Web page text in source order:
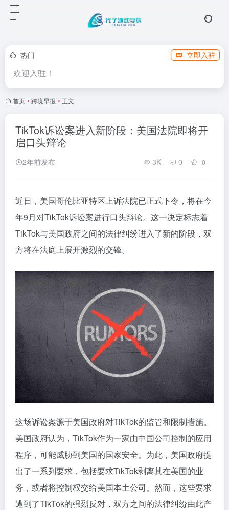
热门 立即入驻
欢迎入驻！
首页 • 跨境早报 • 正文
TikTok诉讼案进入新阶段：美国法院即将开
启口头辩论
2年前发布 3K 0 0
近日，美国哥伦比亚特区上诉法院已正式下令，将在今
年9月对TikTok诉讼案进行口头辩论。这一决定标志着
TikTok与美国政府之间的法律纠纷进入了新的阶段，双
方将在法庭上展开激烈的交锋。
这场诉讼案源于美国政府对TikTok的监管和限制措施。
美国政府认为，TikTok作为一家由中国公司控制的应用
程序，可能威胁到美国的国家安全。为此，美国政府提
出了一系列要求，包括要求TikTok剥离其在美国的业
务，或者将控制权交给美国本土公司。然而，这些要求
遭到了TikTok的强烈反对，双方之间的法律纠纷由此产